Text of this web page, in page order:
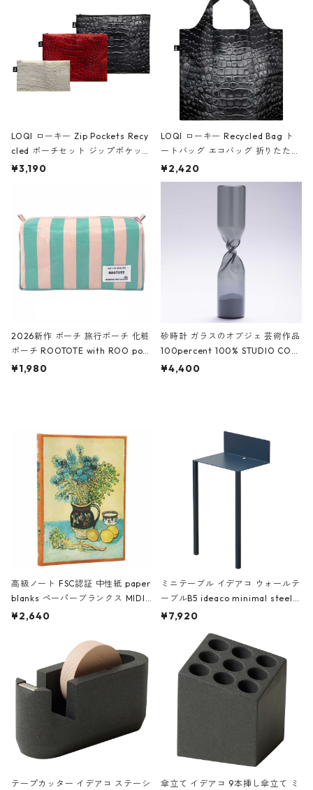
ア/クラウン ブラック
LOQI ローキー Zip Pockets Recy
cled ポーチセット ジップポケット
ファスナーポーチ 撥水加工 トラベ
ーガンディー、オフホワイト
¥3,190
LOQI ローキー Recycled Bag ト
ートバッグ エコバッグ 折りたたみ
大きめ 撥水加工 収納ポーチ CRO
CODILE/Black クロコダイル/ブラ
¥2,420
2026新作 ポーチ 旅行ポーチ 化粧
ポーチ ROOTOTE with ROO pou
ch 3532 ルートート WR.ポーチ.ラ
¥1,980
砂時計 ガラスのオブジェ 芸術作品
100percent 100% STUDIO COH
AKU Timeless 100パーセント ス
¥4,400
高級ノート FSC認証 中性紙 paper
blanks ペーパーブランクス MIDI
ハードカバー 罫線 ヴァン・ゴッホ
¥2,640
ミニテーブル イデアコ ウォールテ
ーブルB5 ideaco minimal steel f
urniture WALL Table B5 ネイビー
¥7,920
テープカッター イデアコ ステーシ
傘立て イデアコ 9本挿し傘立て ミ